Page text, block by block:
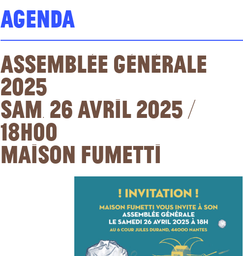
Agenda
Assemblée Générale
2025
Sam. 26 avril 2025 /
18h00
Maison Fumetti